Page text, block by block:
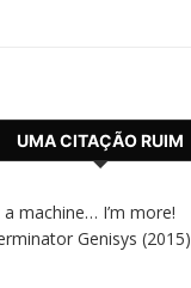
UMA CITAÇÃO RUIM
machine… I’m more!
Genisys (2015)